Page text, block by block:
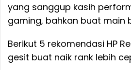
yang sanggup kasih
gaming, bahkan buat main
Berikut 5 rekomendasi HP
gesit buat naik rank lebih